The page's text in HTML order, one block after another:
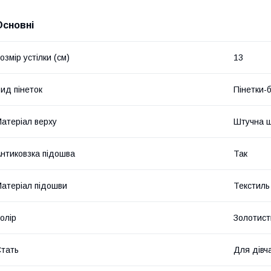
устілки (см) 13
пінеток Пінетки-
верху Штучна
підошва Так
підошви Текстиль
Для